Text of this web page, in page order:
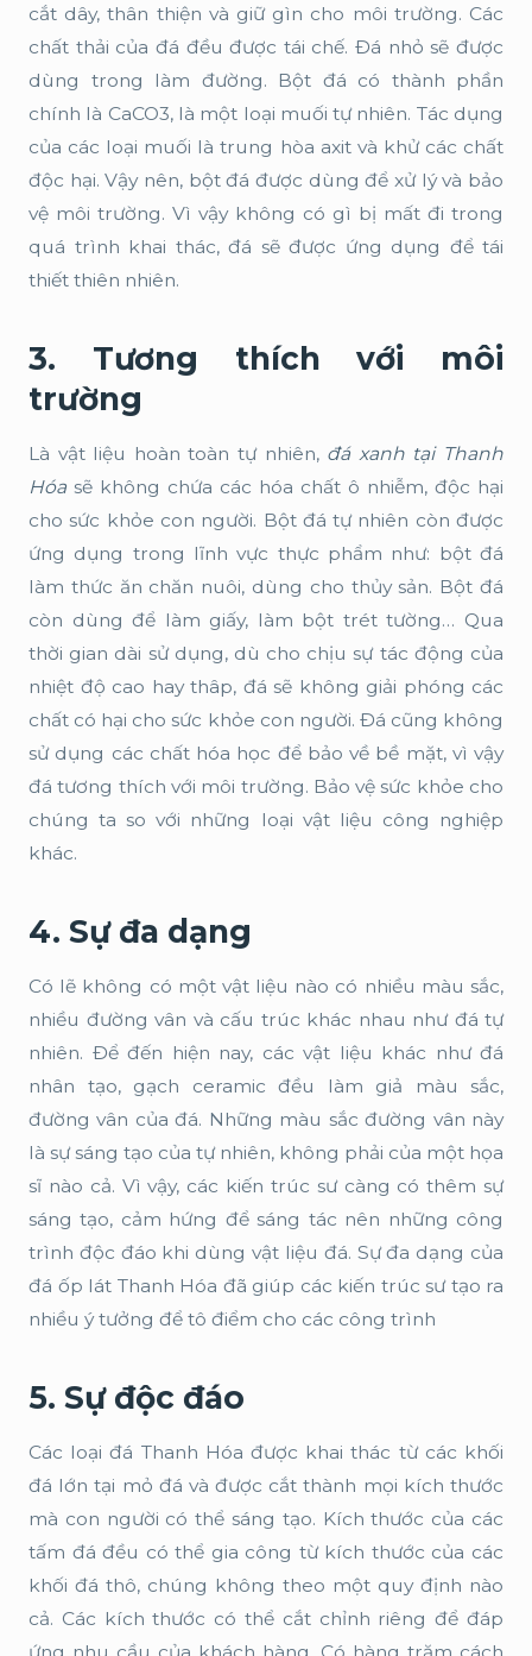
cắt dây, thân thiện và giữ gìn cho môi trường. Các
chất thải của đá đều được tái chế. Đá nhỏ sẽ được
dùng trong làm đường. Bột đá có thành phần
chính là CaCO3, là một loại muối tự nhiên. Tác dụng
của các loại muối là trung hòa axit và khử các chất
độc hại. Vậy nên, bột đá được dùng để xử lý và bảo
vệ môi trường. Vì vậy không có gì bị mất đi trong
quá trình khai thác, đá sẽ được ứng dụng để tái
thiết thiên nhiên.
3. Tương thích với môi
trường
Là vật liệu hoàn toàn tự nhiên, đá xanh tại Thanh
Hóa sẽ không chứa các hóa chất ô nhiễm, độc hại
cho sức khỏe con người. Bột đá tự nhiên còn được
ứng dụng trong lĩnh vực thực phẩm như: bột đá
làm thức ăn chăn nuôi, dùng cho thủy sản. Bột đá
còn dùng để làm giấy, làm bột trét tường… Qua
thời gian dài sử dụng, dù cho chịu sự tác động của
nhiệt độ cao hay thâp, đá sẽ không giải phóng các
chất có hại cho sức khỏe con người. Đá cũng không
sử dụng các chất hóa học để bảo về bề mặt, vì vậy
đá tương thích với môi trường. Bảo vệ sức khỏe cho
chúng ta so với những loại vật liệu công nghiệp
khác.
4. Sự đa dạng
Có lẽ không có một vật liệu nào có nhiều màu sắc,
nhiều đường vân và cấu trúc khác nhau như đá tự
nhiên. Để đến hiện nay, các vật liệu khác như đá
nhân tạo, gạch ceramic đều làm giả màu sắc,
đường vân của đá. Những màu sắc đường vân này
là sự sáng tạo của tự nhiên, không phải của một họa
sĩ nào cả. Vì vậy, các kiến trúc sư càng có thêm sự
sáng tạo, cảm hứng để sáng tác nên những công
trình độc đáo khi dùng vật liệu đá. Sự đa dạng của
đá ốp lát Thanh Hóa đã giúp các kiến trúc sư tạo ra
nhiều ý tưởng để tô điểm cho các công trình
5. Sự độc đáo
Các loại đá Thanh Hóa được khai thác từ các khối
đá lớn tại mỏ đá và được cắt thành mọi kích thước
mà con người có thể sáng tạo. Kích thước của các
tấm đá đều có thể gia công từ kích thước của các
khối đá thô, chúng không theo một quy định nào
cả. Các kích thước có thể cắt chỉnh riêng để đáp
ứng nhu cầu của khách hàng. Có hàng trăm cách